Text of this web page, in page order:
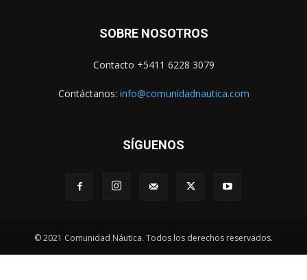
SOBRE NOSOTROS
Contacto +5411 6228 3079
Contáctanos: info@comunidadnautica.com
SÍGUENOS
© 2021 Comunidad Náutica. Todos los derechos reservados.